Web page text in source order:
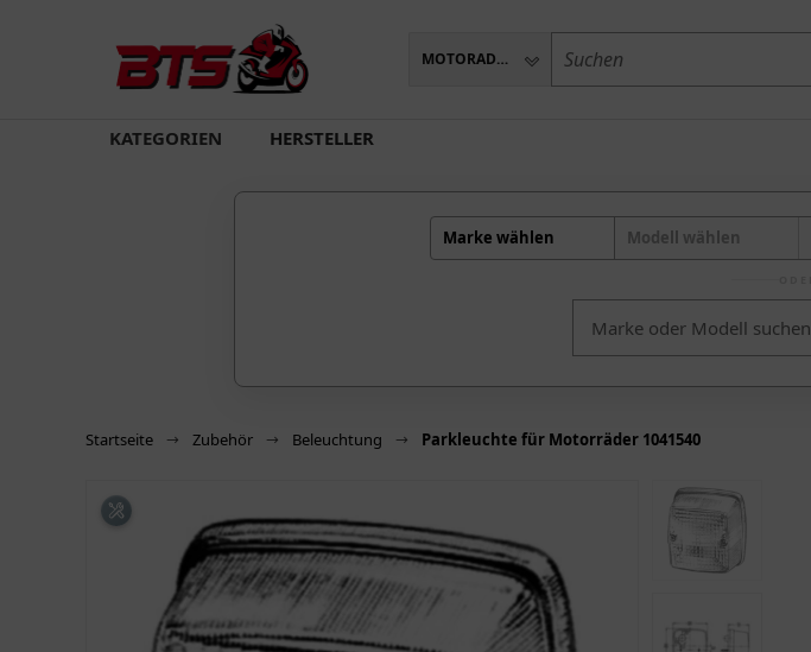
MOTORADTEILE
KATEGORIEN HERSTELLER
Marke wählen Modell wählen
Startseite Zubehör Beleuchtung Parkleuchte für Motorräder 1041540